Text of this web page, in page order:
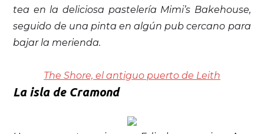
tea en la deliciosa pastelería Mimi’s Bakehouse,
seguido de una pinta en algún pub cercano para
bajar la merienda.
The Shore, el antiguo puerto de Leith
La isla de Cramond